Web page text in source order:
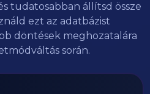
tudatosabban állítsd össze
ezt az adatbázist
döntések meghozatalára
során.